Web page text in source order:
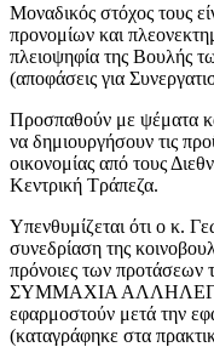
Μοναδικός στόχος τους
προνομίων και
πλειοψηφία της Βουλής
(αποφάσεις για
Προσπαθούν με ψέματα
να δημιουργήσουν τις
οικονομίας από τους
Κεντρική Τράπεζα.
Υπενθυμίζεται ότι ο κ.
συνεδρίαση της
πρόνοιες των
ΣΥΜΜΑΧΙΑ ΑΛΛΗΛΕΓΥΗ)
εφαρμοστούν μετά την
(καταγράφηκε στα